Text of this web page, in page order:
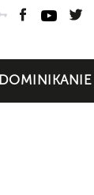
PocztaLogowanie
Facebook
DOMINIKANIE